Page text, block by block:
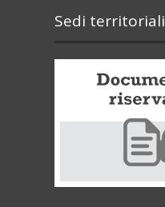
Sedi territoriali